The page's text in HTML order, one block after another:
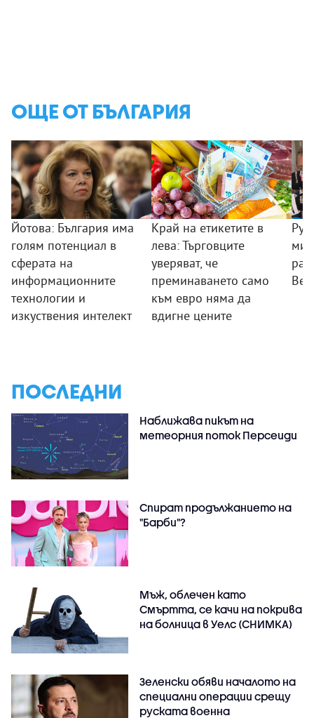
ОЩЕ ОТ БЪЛГАРИЯ
Йотова: България има
голям потенциал в
сферата на
информационните
технологии и
изкуствения интелект
Край на етикетите в
лева: Търговците
уверяват, че
преминаването само
към евро няма да
вдигне цените
ПОСЛЕДНИ
Наближава пикът на
метеорния поток Персеиди
Спират продължанието на
"Барби"?
Мъж, облечен като
Смъртта, се качи на покрива
на болница в Уелс (СНИМКА)
Зеленски обяви началото на
специални операции срещу
руската военна